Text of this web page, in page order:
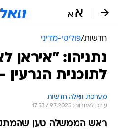
חדשות/פוליטי-מדיני
נתניהו: "איראן
לתוכנית
מערכת וואלה חדשות
עודכן לאחרונה: 9.7.2025 / 17:53
ראש הממשלה טען